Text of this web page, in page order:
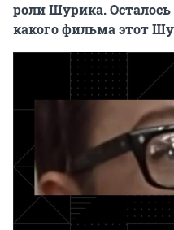
роли Шурика. Осталось
какого фильма этот